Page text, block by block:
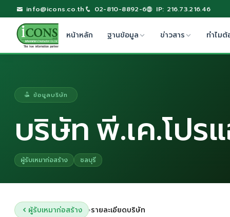
info@icons.co.th 02-810-8892-6 IP: 216.73.216.46
หน้าหลัก ฐานข้อมูล ข่าวสาร ทำไมต้
ข้อมูลบริษัท
บริษัท พี.เค.โปร
ผู้รับเหมาก่อสร้าง ชลบุรี
ผู้รับเหมาก่อสร้าง ›รายละเอียดบริษัท